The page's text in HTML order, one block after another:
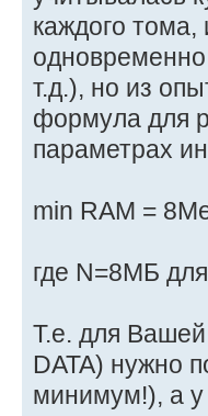
каждого
т.д.), но из
формула для
параметрах
min RAM =
где N=8МБ
Т.е. для
DATA) нужно
минимум!), а